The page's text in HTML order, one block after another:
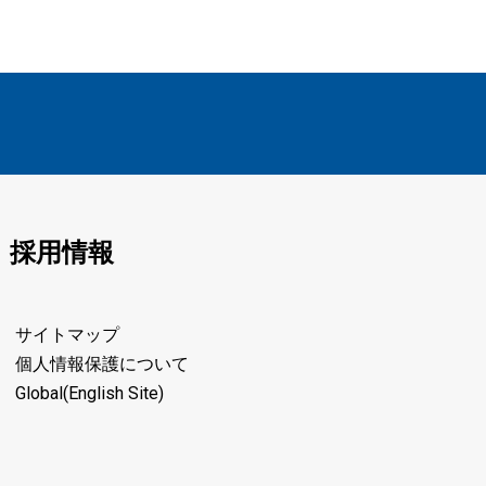
採用情報
サイトマップ
個人情報保護について
Global(English Site)